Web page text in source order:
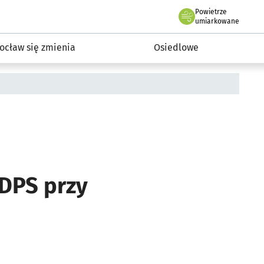
- miejskie inwestycje 2019-2032
Powietrze
we Wrocławiu
umiarkowane
się zmienia Osiedlowe
przy